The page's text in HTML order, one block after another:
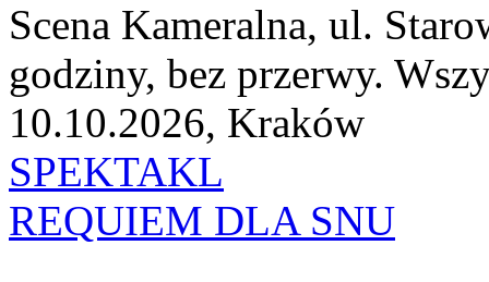
Scena Kameralna, ul.
godziny, bez przerwy.
10.10.2026, Kraków
SPEKTAKL
REQUIEM DLA SNU